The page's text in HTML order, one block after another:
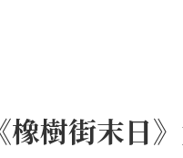
樹街末日